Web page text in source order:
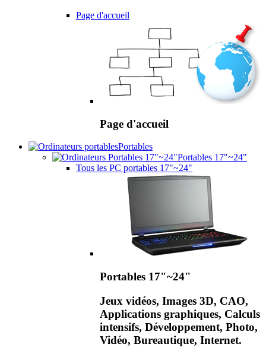
Page d'accueil
Page d'accueil
Portables
Portables 17"~24"
Tous les PC portables 17"~24"
Portables 17"~24"
Jeux vidéos, Images 3D, CAO,
Applications graphiques, Calculs
intensifs, Développement, Photo,
Vidéo, Bureautique, Internet.